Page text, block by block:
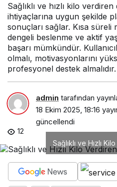
Sağlıklı ve hızlı kilo
ihtiyaçlarına uygun şekilde
sonuçları sağlar. Kısa
dengeli beslenme ve aktif
başarı mümkündür.
olmalı, motivasyonlarını
profesyonel destek almalıdır.
admin tarafından
18 Ekim 2025, 18:16
güncellendi
12
Sağlıklı ve Hızlı